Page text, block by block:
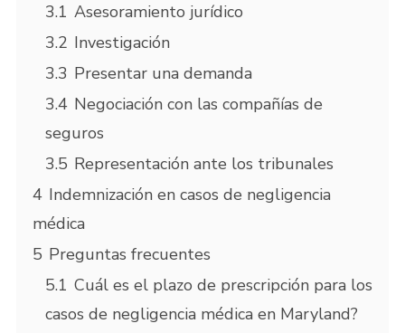
3.1 Asesoramiento jurídico
3.2 Investigación
3.3 Presentar una demanda
3.4 Negociación con las compañías de
seguros
3.5 Representación ante los tribunales
4 Indemnización en casos de negligencia
médica
5 Preguntas frecuentes
5.1 Cuál es el plazo de prescripción para los
casos de negligencia médica en Maryland?